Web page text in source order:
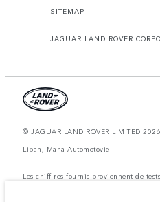
SITEMAP
JAGUAR LAND ROVER
© JAGUAR LAND ROVER LIMITED
Liban, Mana Automotovie
Les chiff res fournis proviennent de